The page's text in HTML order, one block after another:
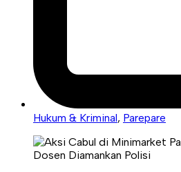
Hukum & Kriminal, Parepare